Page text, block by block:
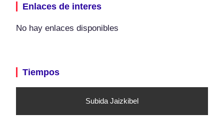
Enlaces de interes
No hay enlaces disponibles
Tiempos
Subida Jaizkibel